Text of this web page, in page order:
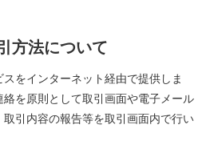
方法について
をインターネット経由で提供しま
を原則として取引画面や電子メール
引内容の報告等を取引画面内で行い